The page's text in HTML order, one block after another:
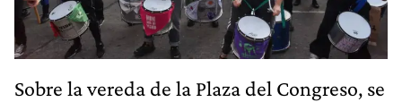
Sobre la vereda de la Plaza del Congreso, se